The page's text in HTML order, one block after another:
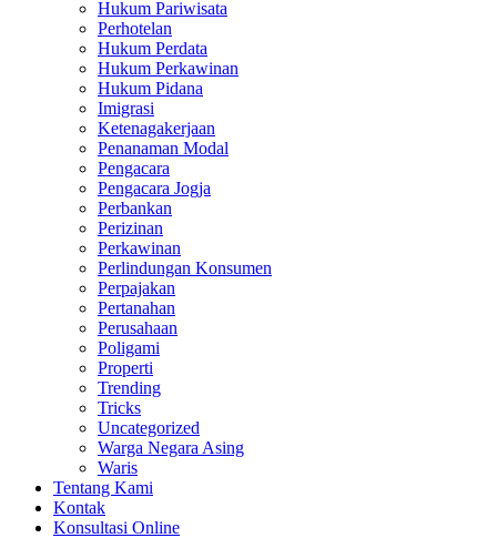
Hukum Pariwisata
Perhotelan
Hukum Perdata
Hukum Perkawinan
Hukum Pidana
Imigrasi
Ketenagakerjaan
Penanaman Modal
Pengacara
Pengacara Jogja
Perbankan
Perizinan
Perkawinan
Perlindungan Konsumen
Perpajakan
Pertanahan
Perusahaan
Poligami
Properti
Trending
Tricks
Uncategorized
Warga Negara Asing
Waris
Tentang Kami
Kontak
Konsultasi Online